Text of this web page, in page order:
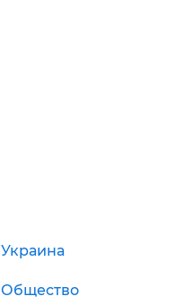
Украина
Общество